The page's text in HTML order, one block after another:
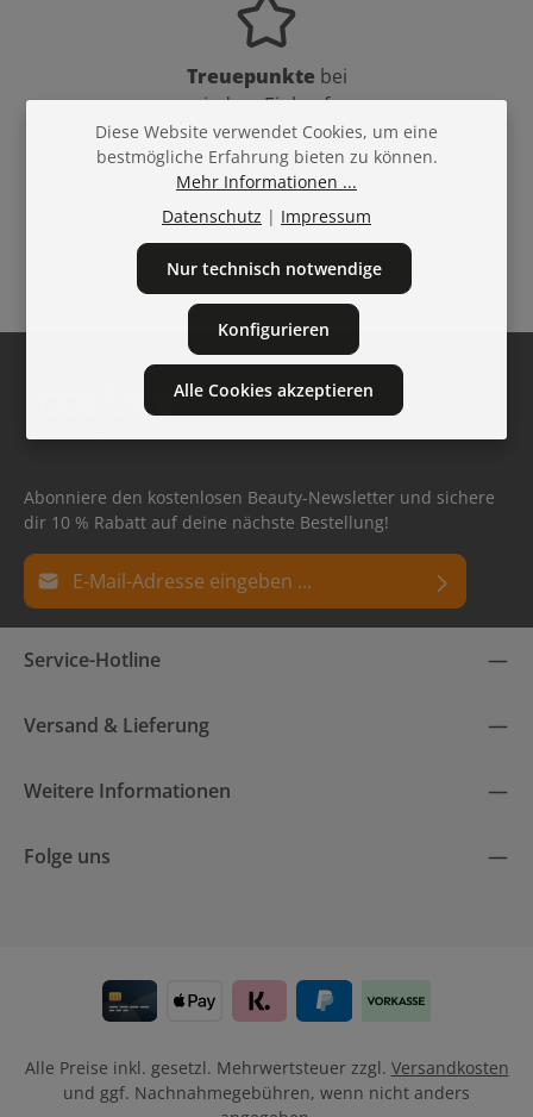
Treuepunkte bei
jedem Einkauf
Sicherbestellen und
bezahlen
Abonniere den kostenlosen Beauty-Newsletter und sichere
dir 10 % Rabatt auf deine nächste Bestellung!
E-Mail-Adresse*
Datenschutz
Ich habe dieDatenschutzbestimmungen
einverstanden.
Die mit einem Stern (*) markierten Felder sind
Pflichtfelder.
Service-Hotline
Versand & Lieferung
Weitere Informationen
Folge uns
Alle Preise inkl. gesetzl. Mehrwertsteuer zzgl. Versandkosten
und ggf. Nachnahmegebühren, wenn nicht anders
Diese Website verwendet Cookies, um eine
bestmögliche Erfahrung bieten zu können.
Mehr Informationen ...
Datenschutz | Impressum
Nur technisch notwendige
Konfigurieren
Alle Cookies akzeptieren